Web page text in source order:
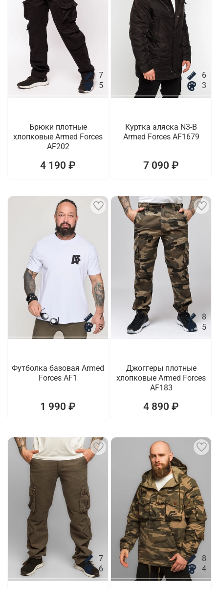
7
5
Брюки плотные
хлопковые Armed Forces
AF202
4 190 ₽
6
3
Куртка аляска N3-B
Armed Forces AF1679
7 090 ₽
7
3
Футболка базовая Armed
Forces AF1
1 990 ₽
8
5
Джоггеры плотные
хлопковые Armed Forces
AF183
4 890 ₽
7
6
8
4